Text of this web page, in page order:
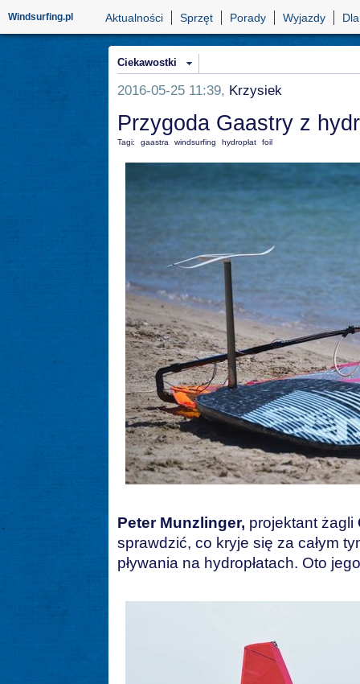
Windsurfing.pl Aktualności Sprzęt Porady Wyjazdy
Ciekawostki
2016-05-25 11:39, Krzysiek
Przygoda Gaastry z
Tagi: gaastra windsurfing hydropłat foil
Peter Munzlinger, projektant żagli
sprawdzić, co kryje się za całym
pływania na hydropłatach. Oto